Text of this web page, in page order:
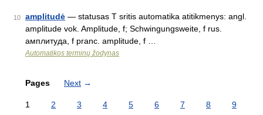
10 amplitudė — statusas T sritis automatika atitikmenys: angl.
amplitude vok. Amplitude, f; Schwingungsweite, f rus.
амплитуда, f pranc. amplitude, f …
Automatikos terminų žodynas
Pages Next →
1 2 3 4 5 6 7 8
9